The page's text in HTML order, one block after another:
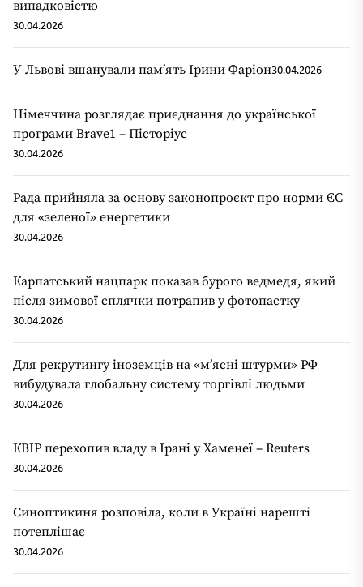
випадковістю
30.04.2026
У Львові вшанували пам’ять Ірини Фаріон30.04.2026
Німеччина розглядає приєднання до української
програми Brave1 – Пісторіус
30.04.2026
Рада прийняла за основу законопроєкт про норми ЄС
для «зеленої» енергетики
30.04.2026
Карпатський нацпарк показав бурого ведмедя, який
після зимової сплячки потрапив у фотопастку
30.04.2026
Для рекрутингу іноземців на «мʼясні штурми» РФ
вибудувала глобальну систему торгівлі людьми
30.04.2026
КВІР перехопив владу в Ірані у Хаменеї – Reuters
30.04.2026
Синоптикиня розповіла, коли в Україні нарешті
потеплішає
30.04.2026